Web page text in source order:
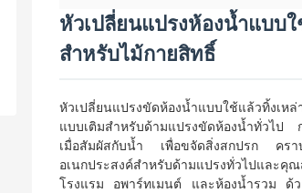
หัวเปลี่ยนแปรงห้องน้ำแบบ
สำหรับไม้กายสิทธิ์
หัวเปลี่ยนแปรงขัดห้องน้ำแบบใช้แล้วทิ้งเห
แบบเติมสำหรับด้ามแปรงขัดห้องน้ำทั่วไป
เมื่อสัมผัสกับน้ำ เพื่อขจัดสิ่งสกปรก ครา
อเนกประสงค์สำหรับด้ามแปรงทั่วไปและ
โรงแรม อพาร์ทเมนต์ และห้องน้ำรวม ด้